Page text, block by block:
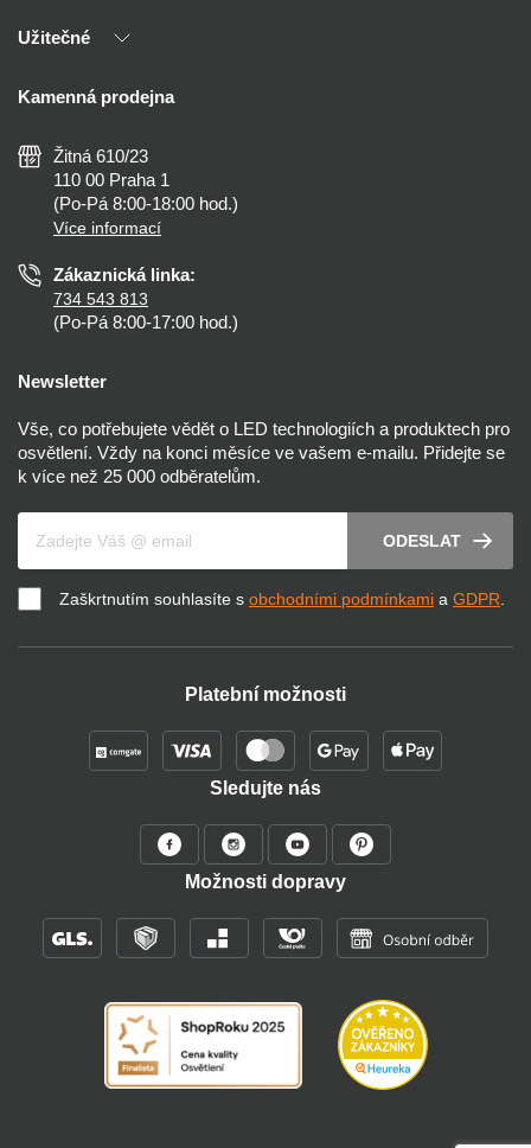
Kontakty
Výhody T-LED
Montáž
Nejčastější dotazy
Než koupíte
Osvětlení dle místnosti
Užitečné
Reklamace a vrácení
Zásady ochrany soukromí
Nastavení cookies
Prohlášení o přístupnosti
Kamenná prodejna
Žitná 610/23
110 00 Praha 1
(Po-Pá 8:00-18:00 hod.)
Více informací
Zákaznická linka:
734 543 813
(Po-Pá 8:00-17:00 hod.)
Newsletter
Vše, co potřebujete vědět o LED technologiích a produktech pro
osvětlení. Vždy na konci měsíce ve vašem e-mailu. Přidejte se
k více než 25 000 odběratelům.
ODESLAT
Zaškrtnutím souhlasíte s obchodními podmínkami a GDPR.
Platební možnosti
Sledujte nás
Možnosti dopravy